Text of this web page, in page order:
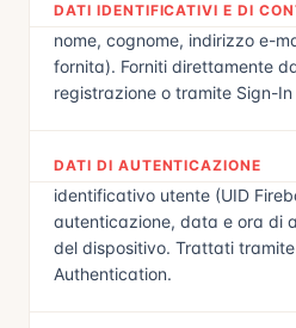
DATI IDENTIFICATIVI E DI
nome, cognome, indirizzo e-
fornita). Forniti direttamente
registrazione o tramite Sign-
DATI DI AUTENTICAZIONE
identificativo utente (UID
autenticazione, data e ora di
del dispositivo. Trattati
Authentication.